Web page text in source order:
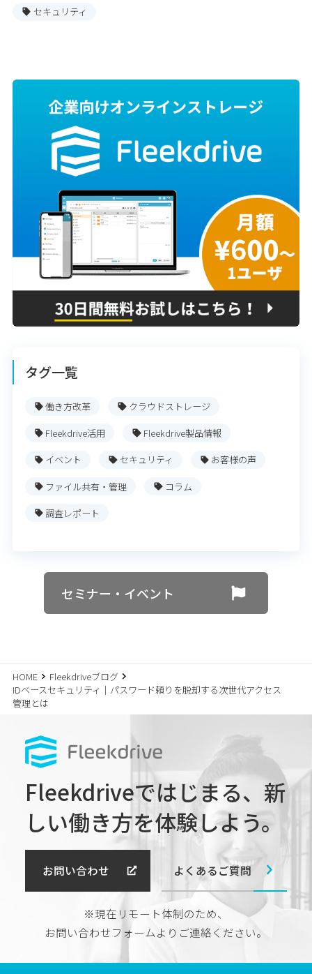
セキュリティ
タグ一覧
働き方改革 クラウドストレージ
Fleekdrive活用 Fleekdrive製品情報
イベント セキュリティ お客様の声
ファイル共有・管理 コラム
調査レポート
セミナー・イベント
HOME
Fleekdriveブログ
IDベースセキュリティ｜パスワード頼りを脱却する次世代アクセス
管理とは
Fleekdriveではじまる、 新
しい働き方を体験しよう。
お問い合わせ よくあるご質問
※現在リモート体制のため、
お問い合わせフォームよりご連絡ください。